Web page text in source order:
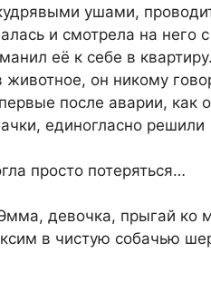
ушами,
и смотрела на него с
её к себе в
он никому
после аварии, как
единогласно решили
просто потеряться…
девочка, прыгай ко
в чистую собачью